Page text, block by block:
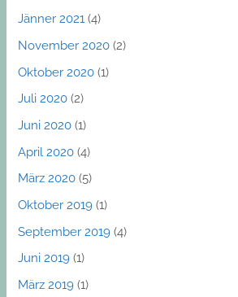
Jänner 2021 (4)
November 2020 (2)
Oktober 2020 (1)
Juli 2020 (2)
Juni 2020 (1)
April 2020 (4)
März 2020 (5)
Oktober 2019 (1)
September 2019 (4)
Juni 2019 (1)
März 2019 (1)